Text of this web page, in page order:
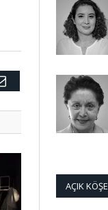
E-
AÇIK KÖŞE